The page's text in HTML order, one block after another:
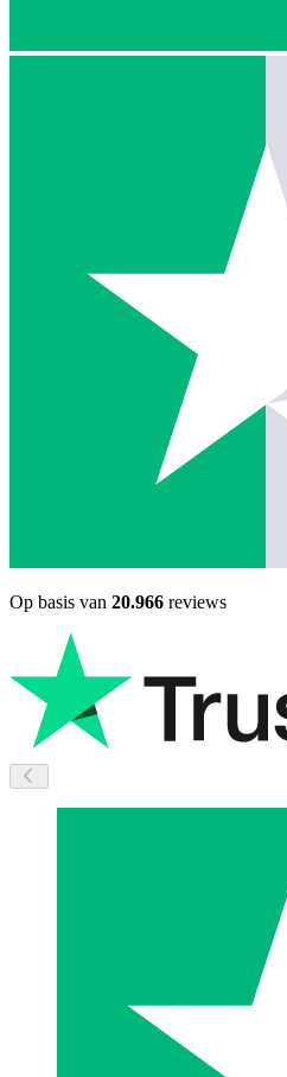
Op basis van 20.966 reviews